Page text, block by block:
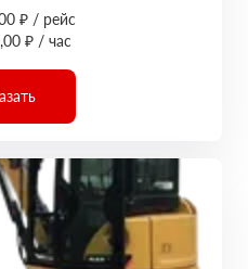
₽ / рейс
₽ / час